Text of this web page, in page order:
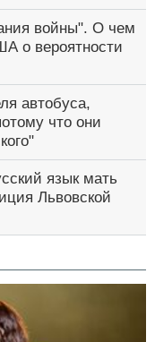
войны". О чем
о вероятности
автобуса,
что они
язык мать
Львовской